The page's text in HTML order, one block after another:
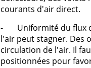
courants d'air direct.
-
Uniformité du flux
l'air peut stagner. Des
circulation de l'air. Il
positionnées pour